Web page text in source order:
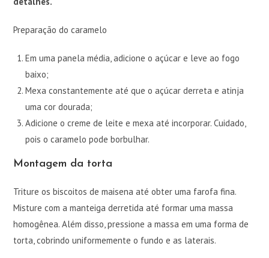
Preparação do caramelo
Em uma panela média, adicione o açúcar e leve ao fogo
baixo;
Mexa constantemente até que o açúcar derreta e atinja
uma cor dourada;
Adicione o creme de leite e mexa até incorporar. Cuidado,
pois o caramelo pode borbulhar.
Montagem da torta
Triture os biscoitos de maisena até obter uma farofa fina.
Misture com a manteiga derretida até formar uma massa
homogênea. Além disso, pressione a massa em uma forma de
torta, cobrindo uniformemente o fundo e as laterais.